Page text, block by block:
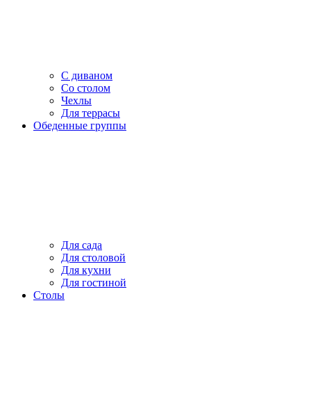
С диваном
Со столом
Чехлы
Для террасы
Обеденные группы
Для сада
Для столовой
Для кухни
Для гостиной
Столы